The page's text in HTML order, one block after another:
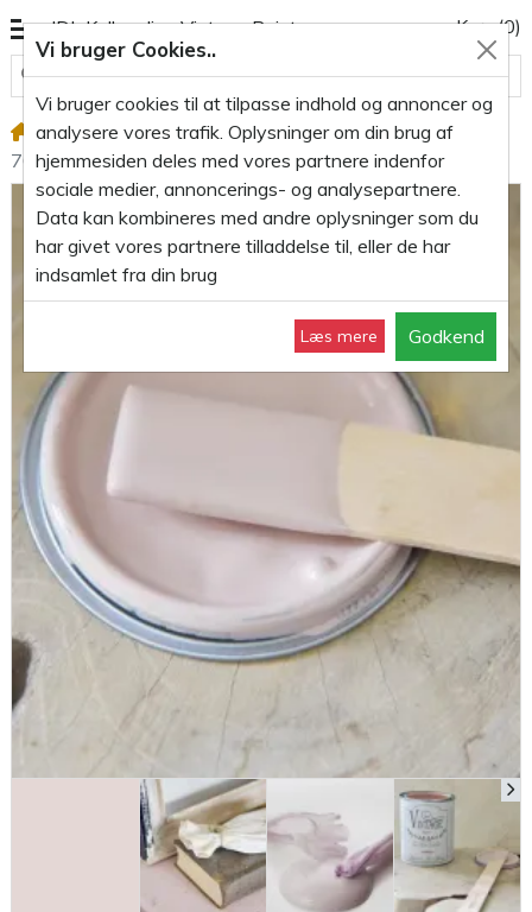
JDL Kalkmaling Vintage Paint Kurv(0)
Alle varegrupper
Kalkmaling 700ml
Kalkmaling Faded Rose rosa
700ml
Vi bruger Cookies..
Vi bruger cookies til at tilpasse indhold og annoncer og
analysere vores trafik. Oplysninger om din brug af
hjemmesiden deles med vores partnere indenfor
sociale medier, annoncerings- og analysepartnere.
Data kan kombineres med andre oplysninger som du
har givet vores partnere tilladdelse til, eller de har
indsamlet fra din brug
Læs mere Godkend